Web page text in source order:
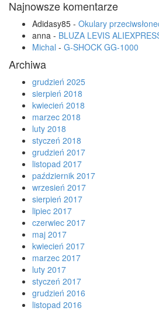
Najnowsze komentarze
Adidasy85 - Okulary
anna - BLUZA LEVIS
Michal - G-SHOCK GG-1000
Archiwa
grudzień 2025
sierpień 2018
kwiecień 2018
marzec 2018
luty 2018
styczeń 2018
grudzień 2017
listopad 2017
październik 2017
wrzesień 2017
sierpień 2017
lipiec 2017
czerwiec 2017
maj 2017
kwiecień 2017
marzec 2017
luty 2017
styczeń 2017
grudzień 2016
listopad 2016